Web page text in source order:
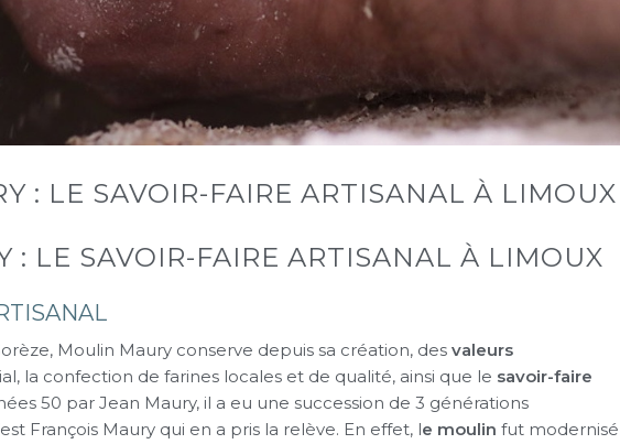
: LE SAVOIR-FAIRE ARTISANAL À LIMOUX
: LE SAVOIR-FAIRE ARTISANAL À LIMOUX
Moulin Maury conserve depuis sa création, des valeurs
la confection de farines locales et de qualité, ainsi que le savoir-faire
50 par Jean Maury, il a eu une succession de 3 générations
François Maury qui en a pris la relève. En effet, le moulin fut modernisé